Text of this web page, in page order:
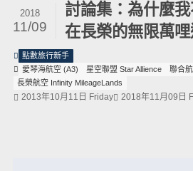
討論集：為什麼
在長榮的無限萬
2018
11/09
點數旅行新手
愛琴海航空 (A3)
星空聯盟 Star Allience
聯合
長榮航空 Infinity MileageLands
2013年10月11日 Friday 2018年11月09日